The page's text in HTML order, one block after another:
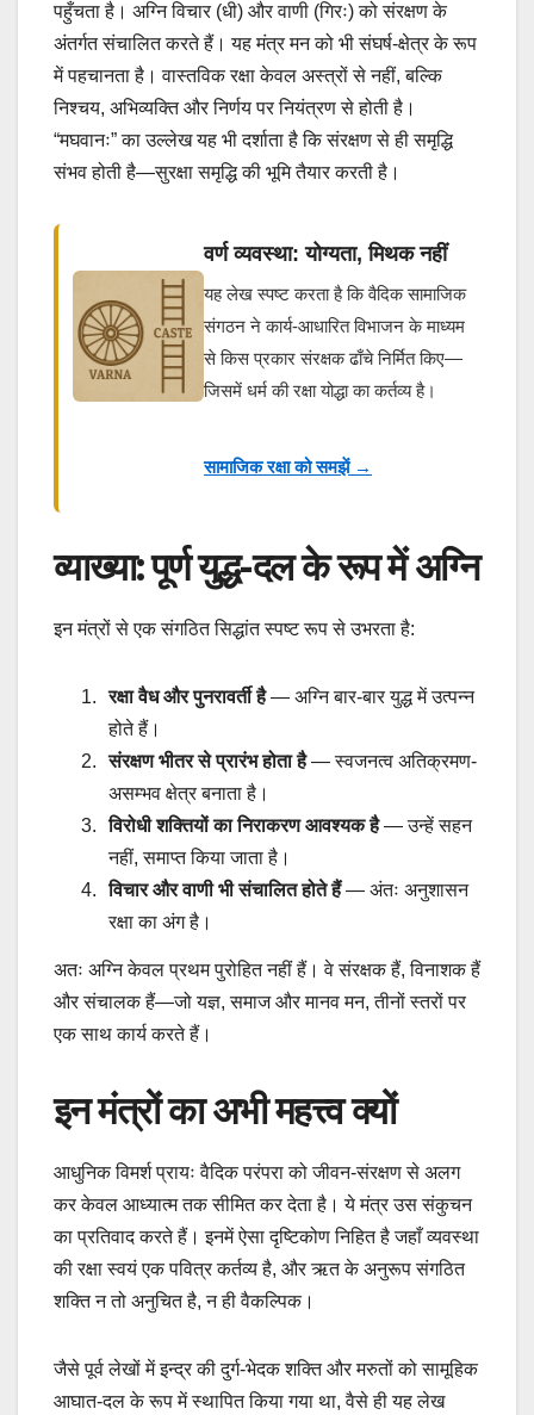
पहुँचता है। अग्नि विचार (धी) और वाणी (गिरः) को संरक्षण के
अंतर्गत संचालित करते हैं। यह मंत्र मन को भी संघर्ष-क्षेत्र के रूप
में पहचानता है। वास्तविक रक्षा केवल अस्त्रों से नहीं, बल्कि
निश्चय, अभिव्यक्ति और निर्णय पर नियंत्रण से होती है।
“मघवानः” का उल्लेख यह भी दर्शाता है कि संरक्षण से ही समृद्धि
संभव होती है—सुरक्षा समृद्धि की भूमि तैयार करती है।
वर्ण व्यवस्था: योग्यता, मिथक नहीं
यह लेख स्पष्ट करता है कि वैदिक सामाजिक
संगठन ने कार्य-आधारित विभाजन के माध्यम
से किस प्रकार संरक्षक ढाँचे निर्मित किए—
जिसमें धर्म की रक्षा योद्धा का कर्तव्य है।
सामाजिक रक्षा को समझें →
व्याख्या: पूर्ण युद्ध-दल के रूप में अग्नि
इन मंत्रों से एक संगठित सिद्धांत स्पष्ट रूप से उभरता है:
रक्षा वैध और पुनरावर्ती है— अग्नि बार-बार युद्ध में उत्पन्न
होते हैं।
संरक्षण भीतर से प्रारंभ होता है— स्वजनत्व अतिक्रमण-
असम्भव क्षेत्र बनाता है।
विरोधी शक्तियों का निराकरण आवश्यक है— उन्हें सहन
नहीं, समाप्त किया जाता है।
विचार और वाणी भी संचालित होते हैं— अंतः अनुशासन
रक्षा का अंग है।
अतः अग्नि केवल प्रथम पुरोहित नहीं हैं। वे संरक्षक हैं, विनाशक हैं
और संचालक हैं—जो यज्ञ, समाज और मानव मन, तीनों स्तरों पर
एक साथ कार्य करते हैं।
इन मंत्रों का अभी महत्त्व क्यों
आधुनिक विमर्श प्रायः वैदिक परंपरा को जीवन-संरक्षण से अलग
कर केवल आध्यात्म तक सीमित कर देता है। ये मंत्र उस संकुचन
का प्रतिवाद करते हैं। इनमें ऐसा दृष्टिकोण निहित है जहाँ व्यवस्था
की रक्षा स्वयं एक पवित्र कर्तव्य है, और ऋत के अनुरूप संगठित
शक्ति न तो अनुचित है, न ही वैकल्पिक।
जैसे पूर्व लेखों में इन्द्र की दुर्ग-भेदक शक्ति और मरुतों को सामूहिक
आघात-दल के रूप में स्थापित किया गया था, वैसे ही यह लेख